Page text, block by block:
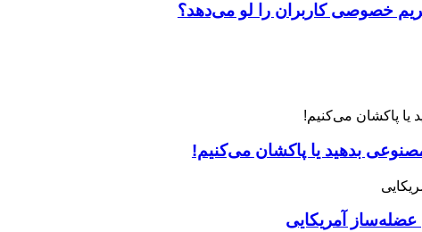
بدهید یا پاکشان می‌کنیم!